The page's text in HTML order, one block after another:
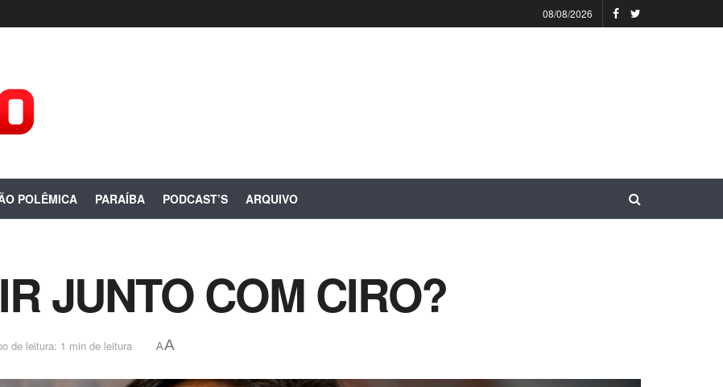
08/08/2026
POLÊMICA PARAÍBA PODCAST’S ARQUIVO
JUNTO COM CIRO?
de leitura: 1 min de leitura AA